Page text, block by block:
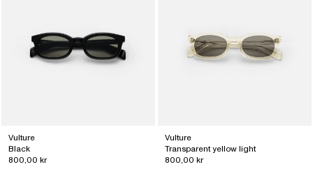
Vulture
Black
800,00 kr
Vulture
Transparent yellow light
800,00 kr